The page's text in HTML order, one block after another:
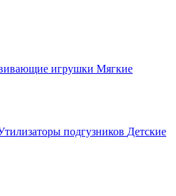
игрушки Мягкие
подгузников Детские